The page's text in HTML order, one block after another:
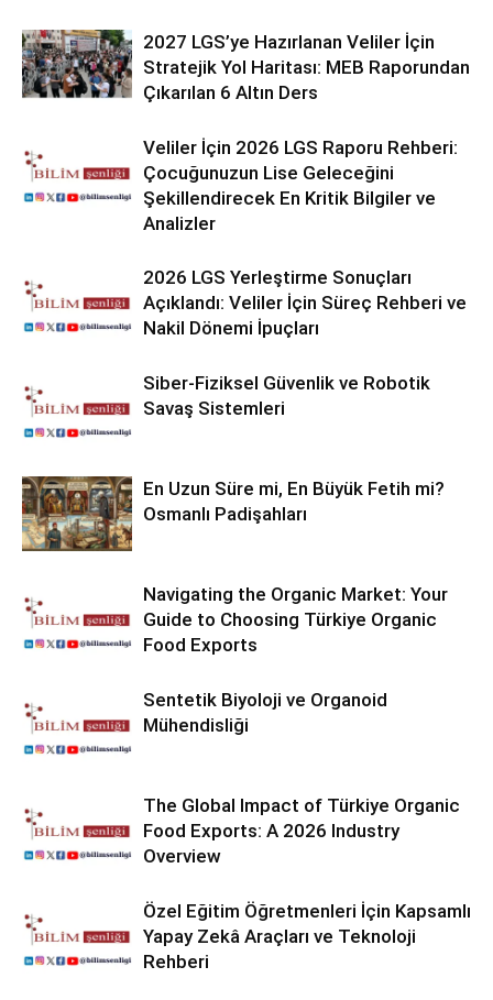
2027 LGS’ye Hazırlanan Veliler İçin
Stratejik Yol Haritası: MEB Raporundan
Çıkarılan 6 Altın Ders
Veliler İçin 2026 LGS Raporu Rehberi:
Çocuğunuzun Lise Geleceğini
Şekillendirecek En Kritik Bilgiler ve
Analizler
2026 LGS Yerleştirme Sonuçları
Açıklandı: Veliler İçin Süreç Rehberi ve
Nakil Dönemi İpuçları
Siber-Fiziksel Güvenlik ve Robotik
Savaş Sistemleri
En Uzun Süre mi, En Büyük Fetih mi?
Osmanlı Padişahları
Navigating the Organic Market: Your
Guide to Choosing Türkiye Organic
Food Exports
Sentetik Biyoloji ve Organoid
Mühendisliği
The Global Impact of Türkiye Organic
Food Exports: A 2026 Industry
Overview
Özel Eğitim Öğretmenleri İçin Kapsamlı
Yapay Zekâ Araçları ve Teknoloji
Rehberi